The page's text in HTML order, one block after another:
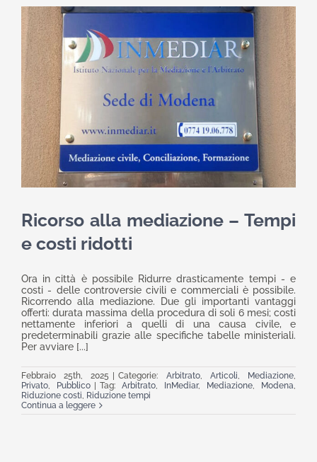
Ricorso alla mediazione – Tempi
e costi ridotti
Ora in città è possibile Ridurre drasticamente tempi - e
costi - delle controversie civili e commerciali è possibile.
Ricorrendo alla mediazione. Due gli importanti vantaggi
offerti: durata massima della procedura di soli 6 mesi; costi
nettamente inferiori a quelli di una causa civile, e
predeterminabili grazie alle specifiche tabelle ministeriali.
Per avviare [...]
Febbraio 25th, 2025 Categorie: Arbitrato, Articoli, Mediazione,
Privato, Pubblico Tag: Arbitrato, InMediar, Mediazione, Modena,
Riduzione costi, Riduzione tempi
Continua a leggere